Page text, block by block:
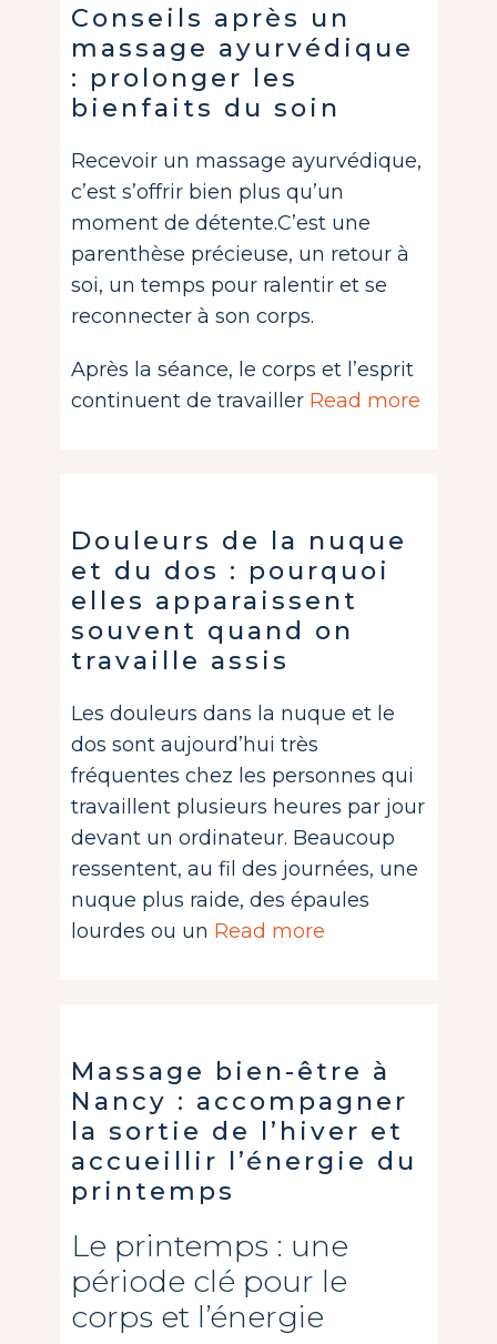
Conseils après un
massage ayurvédique
: prolonger les
bienfaits du soin
Recevoir un massage ayurvédique,
c’est s’offrir bien plus qu’un
moment de détente.C’est une
parenthèse précieuse, un retour à
soi, un temps pour ralentir et se
reconnecter à son corps.
Après la séance, le corps et l’esprit
continuent de travailler Read more
Douleurs de la nuque
et du dos : pourquoi
elles apparaissent
souvent quand on
travaille assis
Les douleurs dans la nuque et le
dos sont aujourd’hui très
fréquentes chez les personnes qui
travaillent plusieurs heures par jour
devant un ordinateur. Beaucoup
ressentent, au fil des journées, une
nuque plus raide, des épaules
lourdes ou un Read more
Massage bien-être à
Nancy : accompagner
la sortie de l’hiver et
accueillir l’énergie du
printemps
Le printemps : une
période clé pour le
corps et l’énergie